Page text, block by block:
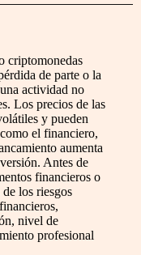
criptomonedas
de parte o la
actividad no
Los precios de las
y pueden
el financiero,
aumenta
Antes de
financieros o
los riesgos
nivel de
profesional